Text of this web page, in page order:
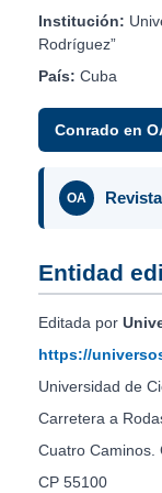
Institución:
Rodríguez”
País: Cuba
Conrado en
OA
Entidad
Editada por
https://
Universidad de
Carretera a
Cuatro Caminos.
CP 55100